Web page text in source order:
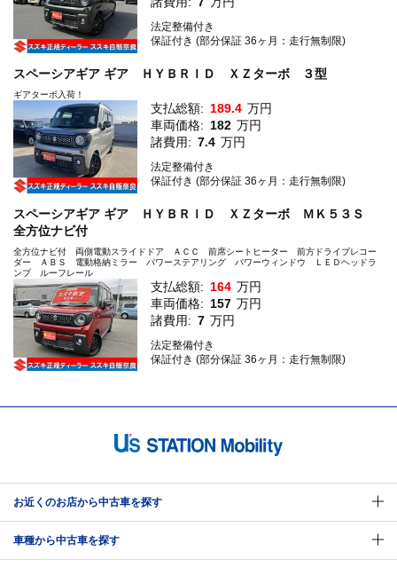
法定整備付き
保証付き (部分保証 36ヶ月：走行無制限)
スペーシアギア ギア ＨＹＢＲＩＤ ＸＺターボ ３型
ギアターボ入荷！
支払総額: 189.4 万円
車両価格: 182 万円
諸費用: 7.4 万円
法定整備付き
保証付き (部分保証 36ヶ月：走行無制限)
スペーシアギア ギア ＨＹＢＲＩＤ ＸＺターボ ＭＫ５３Ｓ
全方位ナビ付
全方位ナビ付 両側電動スライドドア ＡＣＣ 前席シートヒーター 前方ドライブレコー
ダー ＡＢＳ 電動格納ミラー パワーステアリング パワーウィンドウ ＬＥＤヘッドラ
ンプ ルーフレール
支払総額: 164 万円
車両価格: 157 万円
諸費用: 7 万円
法定整備付き
保証付き (部分保証 36ヶ月：走行無制限)
お近くのお店から中古車を探す
車種から中古車を探す